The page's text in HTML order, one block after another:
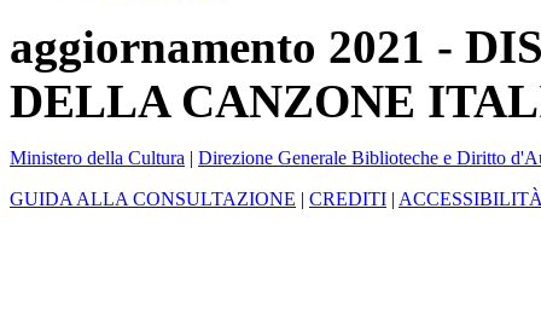
aggiornamento 2021 -
DELLA CANZONE
Ministero della Cultura | Direzione Generale Biblioteche e Diritto
GUIDA ALLA CONSULTAZIONE | CREDITI |